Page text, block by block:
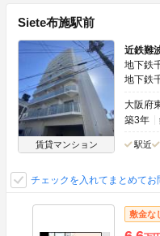
Siete布施駅前
賃貸マンション
近鉄難
地下鉄
地下鉄
大阪府
築3年
駅近
チェックを入れてまとめてお
敷金な